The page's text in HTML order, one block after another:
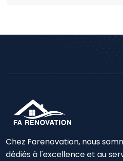
Chez Farenovation, nous
dédiés à l'excellence et au